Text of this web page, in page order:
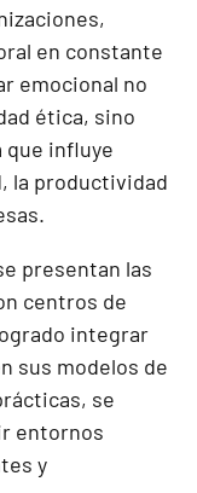
en constante
emocional no
ética, sino
influye
la productividad
presentan las
centros de
integrar
sus modelos de
se
entornos
y